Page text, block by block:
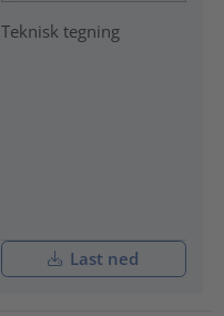
Teknisk tegning
Last ned